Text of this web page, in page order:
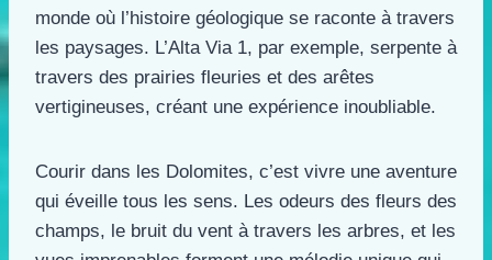
monde où l’histoire géologique se raconte à travers
les paysages. L’Alta Via 1, par exemple, serpente à
travers des prairies fleuries et des arêtes
vertigineuses, créant une expérience inoubliable.
Courir dans les Dolomites, c’est vivre une aventure
qui éveille tous les sens. Les odeurs des fleurs des
champs, le bruit du vent à travers les arbres, et les